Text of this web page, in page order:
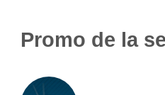
Promo de la